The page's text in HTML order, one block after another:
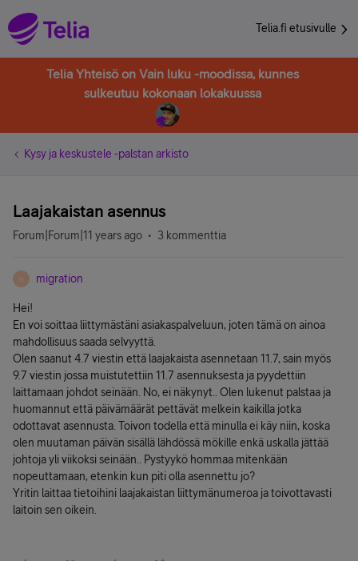
Telia.fi etusivulle
Telia Yhteisö on Vain luku -moodissa, kunnes
sulkeutuu kokonaan lokakuussa
Kysy ja keskustele -palstan arkisto
Laajakaistan asennus
Forum|Forum|11 years ago 3 kommenttia
M migration
Hei!
En voi soittaa liittymästäni asiakaspalveluun, joten tämä on ainoa
mahdollisuus saada selvyyttä.
Olen saanut 4.7 viestin että laajakaista asennetaan 11.7, sain myös
9.7 viestin jossa muistutettiin 11.7 asennuksesta ja pyydettiin
laittamaan johdot seinään. No, ei näkynyt.. Olen lukenut palstaa ja
huomannut että päivämäärät pettävät melkein kaikilla jotka
odottavat asennusta. Toivon todella että minulla ei käy niin, koska
olen muutaman päivän sisällä lähdössä mökille enkä uskalla jättää
johtoja yli viikoksi seinään.. Pystyykö hommaa mitenkään
nopeuttamaan, etenkin kun piti olla asennettu jo?
Yritin laittaa tietoihini laajakaistan liittymänumeroa ja toivottavasti
laitoin sen oikein.